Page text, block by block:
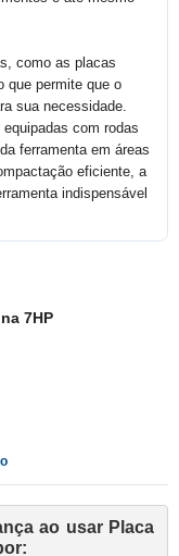
como as placas
que permite que o
sua necessidade.
com rodas
ferramenta em áreas
eficiente, a
indispensável
7HP
ao usar Placa